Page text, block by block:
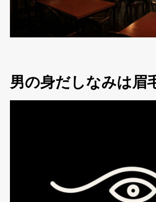
男の身だしなみは眉